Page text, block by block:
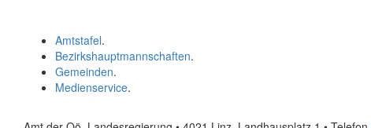
Amtstafel.
Bezirkshauptmannschaften.
Gemeinden.
Medienservice.